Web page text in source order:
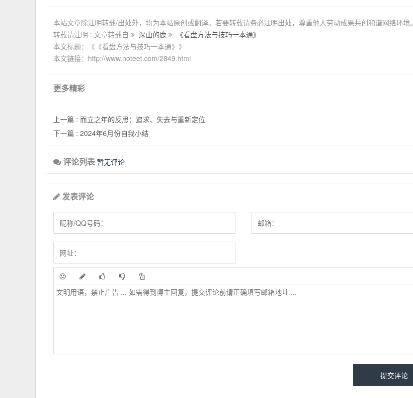
本站文章除注明转载/出处外，均为本站原创或翻译。若要转载请务必注明出处，尊重他人劳动成果共创和谐网络环境。
转载请注明 : 文章转载自
深山的鹿
《看盘方法与技巧一本通》
本文标题：《《看盘方法与技巧一本通》》
本文链接：http://www.noteet.com/2849.html
更多精彩
上一篇 : 而立之年的反思：追求、失去与重新定位
下一篇 : 2024年6月份自我小结
评论列表 暂无评论
发表评论